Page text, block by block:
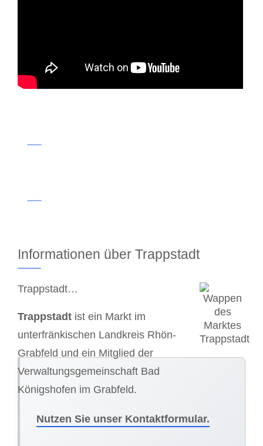
Informationen über Trappstadt
Trappstadt…
Trappstadt ist ein Markt im
unterfränkischen Landkreis Rhön-
Grabfeld und ein Mitglied der
Verwaltungsgemeinschaft Bad
Königshofen im Grabfeld.
Nutzen Sie unser Kontaktformular.